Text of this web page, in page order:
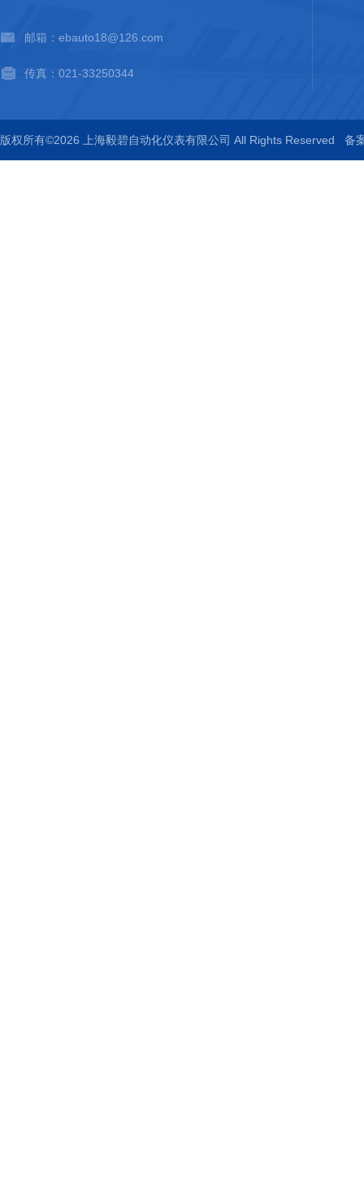
邮箱：ebauto18@126.com
传真：021-33250344
版权所有©2026 上海毅碧自动化仪表有限公司 All Rights Reserved 备